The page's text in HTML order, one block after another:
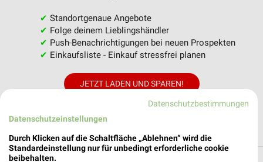
✔ Standortgenaue Angebote
✔ Folge deinem Lieblingshändler
✔ Push-Benachrichtigungen bei neuen Prospekten
✔ Einkaufsliste - Einkauf stressfrei planen
JETZT LADEN UND SPAREN!
Datenschutzbestimmungen
Datenschutzeinstellungen
Durch Klicken auf die Schaltfläche „Ablehnen“ wird die
Standardeinstellung nur für unbedingt erforderliche cookie
beibehalten.